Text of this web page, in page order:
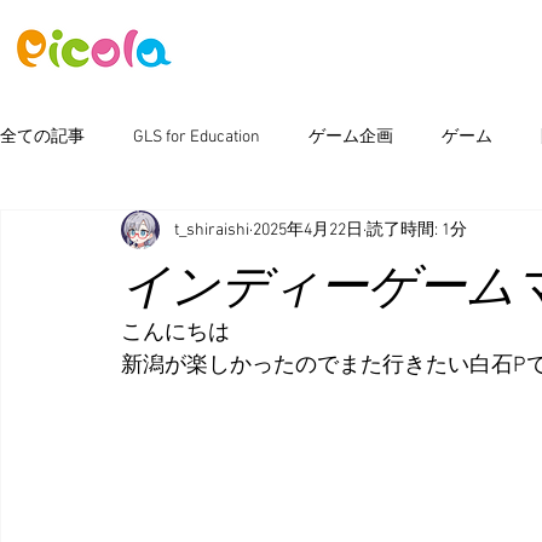
全ての記事 GLS for Education ゲーム企画 ゲーム
ピコラボ08號講座 Photoshop 新製品情報
インディーゲーム
t_shiraishi 2025年4月22日 読了時間: 1分
こんにちは
新潟が楽しかったのでまた行きたい白石P